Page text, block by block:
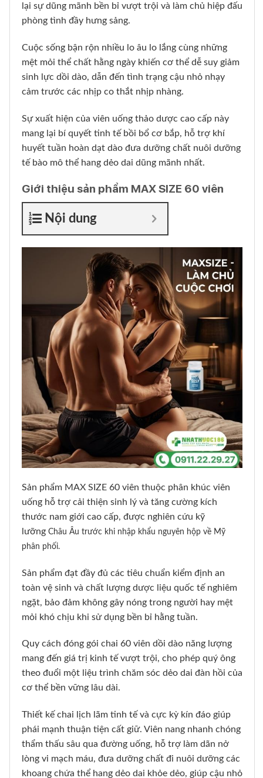
lại sự dũng mãnh bền bỉ vượt trội và làm chủ hiệp đấu
phòng tình đầy hưng sảng.
Cuộc sống bận rộn nhiều lo âu lo lắng cùng những
mệt mỏi thể chất hằng ngày khiến cơ thể dễ suy giảm
sinh lực dồi dào, dẫn đến tình trạng cậu nhỏ nhạy
cảm trước các nhịp co thắt nhịp nhàng.
Sự xuất hiện của viên uống thảo dược cao cấp này
mang lại bí quyết tinh tế bồi bổ cơ bắp, hỗ trợ khí
huyết tuần hoàn dạt dào đưa dưỡng chất nuôi dưỡng
tế bào mô thể hang dẻo dai dũng mãnh nhất.
Giới thiệu sản phẩm MAX SIZE 60 viên
Nội dung
Sản phẩm MAX SIZE 60 viên thuộc phân khúc viên
uống hỗ trợ cải thiện sinh lý và tăng cường kích
thước nam giới cao cấp, được nghiên cứu kỹ
lưỡng Châu Âu trước khi nhập khẩu nguyên hộp về Mỹ
phân phối.
Sản phẩm đạt đầy đủ các tiêu chuẩn kiểm định an
toàn vệ sinh và chất lượng dược liệu quốc tế nghiêm
ngặt, bảo đảm không gây nóng trong người hay mệt
mỏi khó chịu khi sử dụng bền bỉ hằng tuần.
Quy cách đóng gói chai 60 viên dồi dào năng lượng
mang đến giá trị kinh tế vượt trội, cho phép quý ông
theo đuổi một liệu trình chăm sóc dẻo dai đàn hồi của
cơ thể bền vững lâu dài.
Thiết kế chai lịch lãm tinh tế và cực kỳ kín đáo giúp
phái mạnh thuận tiện cất giữ. Viên nang nhanh chóng
thẩm thấu sâu qua đường uống, hỗ trợ làm dãn nở
lòng vi mạch máu, đưa dưỡng chất đi nuôi dưỡng các
khoang chứa thể hang dẻo dai khỏe dẻo, giúp cậu nhỏ